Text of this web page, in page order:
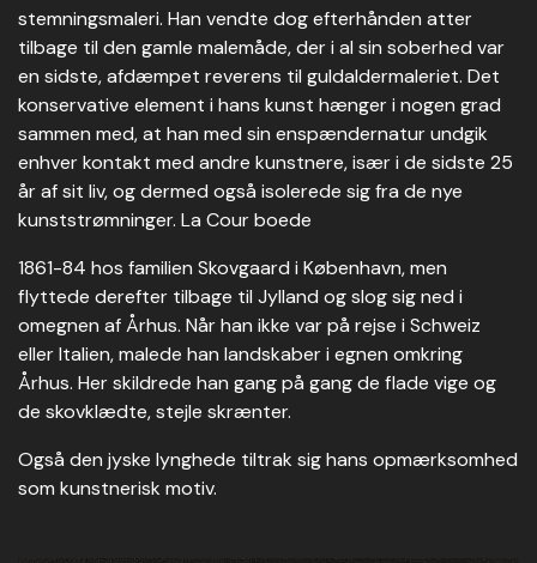
stemningsmaleri. Han vendte dog efterhånden atter
tilbage til den gamle malemåde, der i al sin soberhed var
en sidste, afdæmpet reverens til guldaldermaleriet. Det
konservative element i hans kunst hænger i nogen grad
sammen med, at han med sin enspændernatur undgik
enhver kontakt med andre kunstnere, især i de sidste 25
år af sit liv, og dermed også isolerede sig fra de nye
kunststrømninger. La Cour boede
1861-84 hos familien Skovgaard i København, men
flyttede derefter tilbage til Jylland og slog sig ned i
omegnen af Århus. Når han ikke var på rejse i Schweiz
eller Italien, malede han landskaber i egnen omkring
Århus. Her skildrede han gang på gang de flade vige og
de skovklædte, stejle skrænter.
Også den jyske lynghede tiltrak sig hans opmærksomhed
som kunstnerisk motiv.